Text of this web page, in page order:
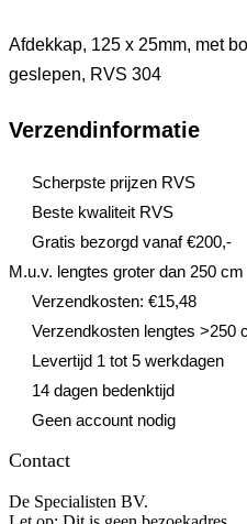
Afdekkap, 125 x 25mm, met
geslepen, RVS 304
Verzendinformatie
Scherpste prijzen RVS
Beste kwaliteit RVS
Gratis bezorgd vanaf €200,-
M.u.v. lengtes groter dan 250 cm
Verzendkosten: €15,48
Verzendkosten lengtes >250
Levertijd 1 tot 5 werkdagen
14 dagen bedenktijd
Geen account nodig
Contact
De Specialisten BV.